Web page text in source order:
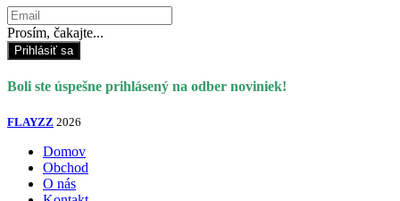
Prosím, čakajte...
Prihlásiť sa
Boli ste úspešne prihlásený na odber noviniek!
FLAYZZ 2026
Domov
Obchod
O nás